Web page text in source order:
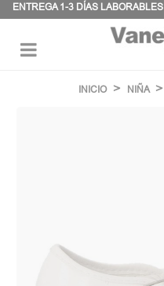
ENTREGA 1-3 DÍAS LABORABLES
INICIO NIÑA
Panel de gestión de cookies